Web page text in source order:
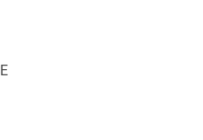
в Bitrix24